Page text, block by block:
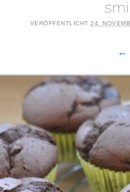
VERÖFFENTLICHT24.
←